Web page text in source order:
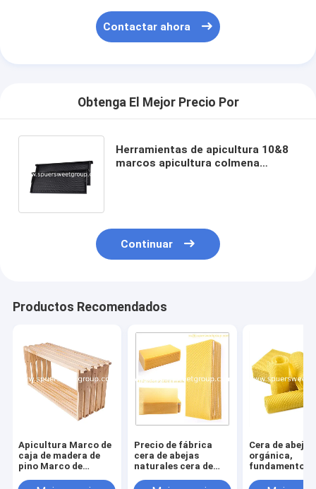
Contactar ahora
Obtenga El Mejor Precio Por
Herramientas de apicultura 10&8
marcos apicultura colmena
Continuar
Productos Recomendados
Apicultura Marco de
caja de madera de
pino Marco de
Precio de fábrica
cera de abejas
naturales cera de
Cera de abeja
orgánica,
fundamento